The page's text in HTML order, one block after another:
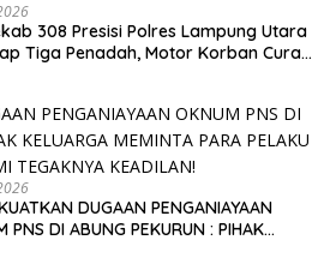
308 Presisi Polres Lampung Utara
Tiga Penadah, Motor Korban Curat
DUGAAN PENGANIAYAAN
PNS DI ABUNG PEKURUN : PIHAK